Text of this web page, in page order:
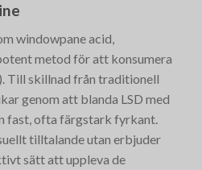
windowpane acid,
metod för att konsumera
Till skillnad från traditionell
genom att blanda LSD med
fast, ofta färgstark fyrkant.
tilltalande utan erbjuder
sätt att uppleva de